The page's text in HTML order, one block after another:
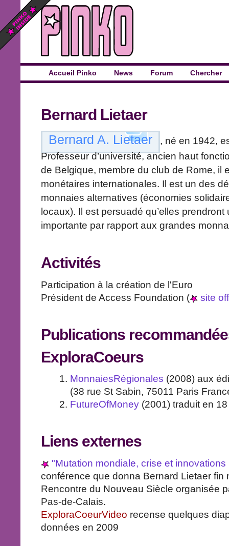
Accueil Pinko News Forum Chercher
Bernard Lietaer
Bernard A. Lietaer
, né en 1942,
Professeur d’université, ancien haut
de Belgique, membre du club de Rome, il
monétaires internationales. Il est un des
monnaies alternatives (économies
locaux). Il est persuadé qu’elles
importante par rapport aux grandes
Activités
Participation à la création de l'Euro
Président de Access Foundation (
site
Publications
ExploraCoeurs
MonnaiesRégionales (2008) aux
(38 rue St Sabin, 75011 Paris
FutureOfMoney(2001) traduit en
Liens externes
"Mutation mondiale, crise et
conférence que donna Bernard Lietaer fin
Rencontre du Nouveau Siècle organisée
Pas-de-Calais.
ExploraCoeurVideo recense quelques
données en 2009